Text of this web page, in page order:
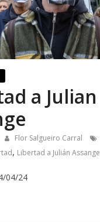
a Julian
Flor Salgueiro Carral
, Libertad a Julián Assange
04/24